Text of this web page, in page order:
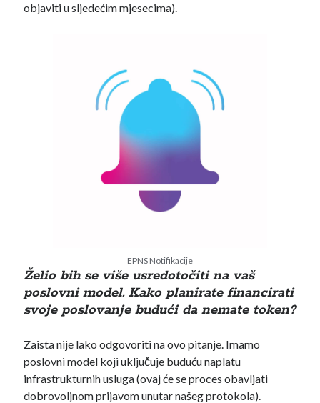
objaviti u sljedećim mjesecima).
EPNS Notifikacije
Želio bih se više usredotočiti na vaš
poslovni model. Kako planirate financirati
svoje poslovanje budući da nemate token?
Zaista nije lako odgovoriti na ovo pitanje. Imamo
poslovni model koji uključuje buduću naplatu
infrastrukturnih usluga (ovaj će se proces obavljati
dobrovoljnom prijavom unutar našeg protokola).